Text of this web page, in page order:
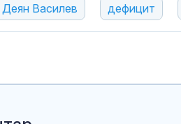
Деян Василев дефицит